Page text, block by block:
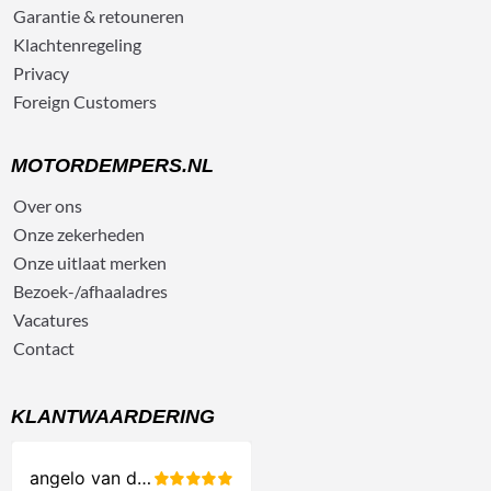
Garantie & retouneren
Klachtenregeling
Privacy
Foreign Customers
MOTORDEMPERS.NL
Over ons
Onze zekerheden
Onze uitlaat merken
Bezoek-/afhaaladres
Vacatures
Contact
KLANTWAARDERING